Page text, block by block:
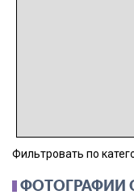
Фильтровать по
ФОТОГРАФИИ